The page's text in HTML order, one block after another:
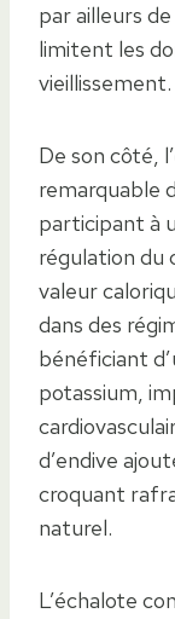
par ailleurs
limitent les
vieillissement.
De son côté,
remarquable
participant à
régulation du
valeur
dans des
bénéficiant
potassium,
d’endive
croquant
naturel.
L’échalote